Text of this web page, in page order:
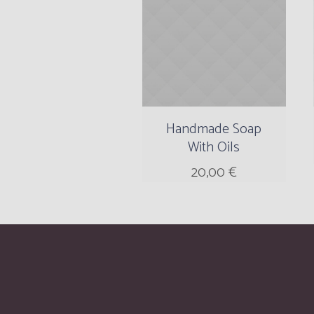
Handmade Soap
With Oils
20,00€